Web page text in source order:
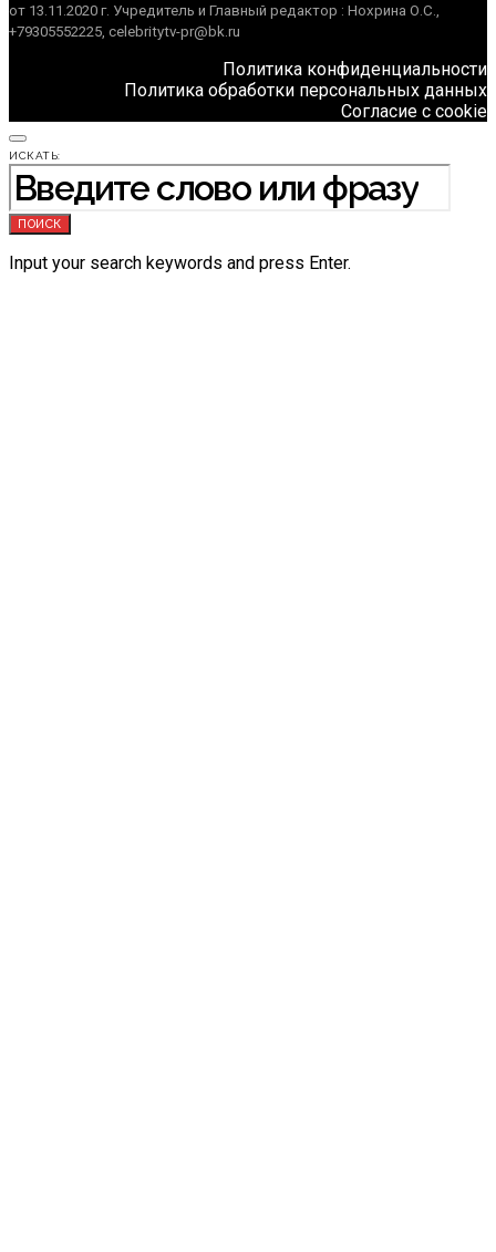
от 13.11.2020 г. Учредитель и Главный редактор : Нохрина О.С.,
+79305552225, celebritytv-pr@bk.ru
Политика конфиденциальности
Политика обработки персональных данных
Согласие с cookie
ИСКАТЬ:
ПОИСК
Input your search keywords and press Enter.